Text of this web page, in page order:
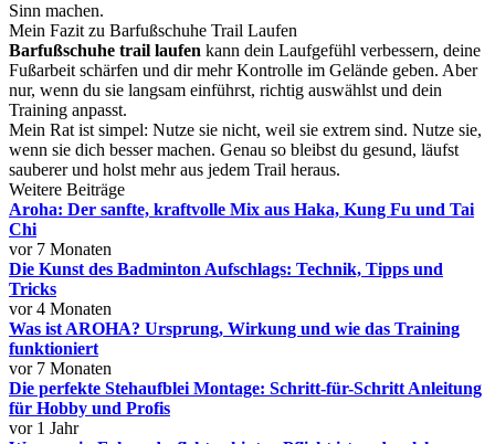
Sinn machen.
Mein Fazit zu Barfußschuhe Trail Laufen
Barfußschuhe trail laufen kann dein Laufgefühl verbessern, deine
Fußarbeit schärfen und dir mehr Kontrolle im Gelände geben. Aber
nur, wenn du sie langsam einführst, richtig auswählst und dein
Training anpasst.
Mein Rat ist simpel: Nutze sie nicht, weil sie extrem sind. Nutze sie,
wenn sie dich besser machen. Genau so bleibst du gesund, läufst
sauberer und holst mehr aus jedem Trail heraus.
Weitere Beiträge
Aroha: Der sanfte, kraftvolle Mix aus Haka, Kung Fu und Tai
Chi
vor 7 Monaten
Die Kunst des Badminton Aufschlags: Technik, Tipps und
Tricks
vor 4 Monaten
Was ist AROHA? Ursprung, Wirkung und wie das Training
funktioniert
vor 7 Monaten
Die perfekte Stehaufblei Montage: Schritt-für-Schritt Anleitung
für Hobby und Profis
vor 1 Jahr